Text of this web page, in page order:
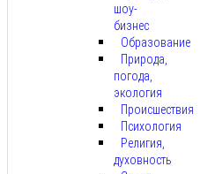
шоу-
бизнес
Образование
Природа,
погода,
экология
Происшествия
Психология
Религия,
духовность